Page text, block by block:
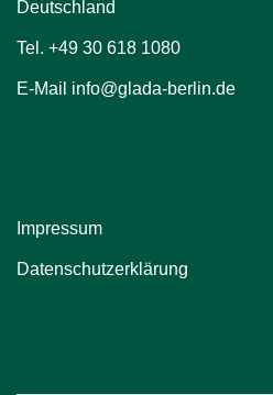
Deutschland
Tel. +49 30 618 1080
E-Mail info@glada-berlin.de
Impressum
Datenschutzerklärung